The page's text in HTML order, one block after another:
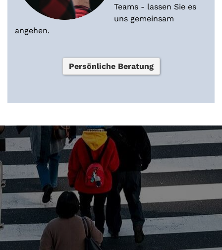
Teams - lassen Sie es
uns gemeinsam
angehen.
Persönliche Beratung